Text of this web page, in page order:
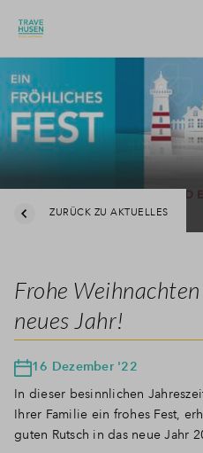
ZURÜCK ZU AKTUELLES
Frohe
neues Jahr!
16 Dezember '22
In dieser besinnlichen
Ihrer Familie ein frohes Fest,
guten Rutsch in das neue Jahr